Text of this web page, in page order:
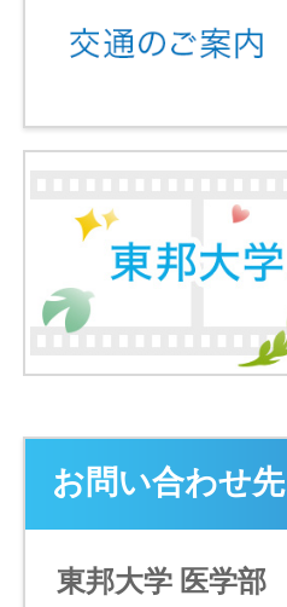
お問い合わせ先
東邦大学 医学部